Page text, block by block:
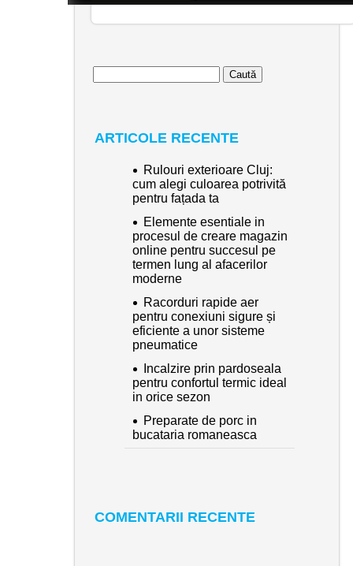
după:
ARTICOLE RECENTE
Rulouri exterioare Cluj:
cum alegi culoarea potrivită
pentru fațada ta
Elemente esentiale in
procesul de creare magazin
online pentru succesul pe
termen lung al afacerilor
moderne
Racorduri rapide aer
pentru conexiuni sigure și
eficiente a unor sisteme
pneumatice
Incalzire prin pardoseala
pentru confortul termic ideal
in orice sezon
Preparate de porc in
bucataria romaneasca
COMENTARII RECENTE